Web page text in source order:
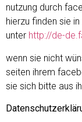
nutzung durch
hierzu finden sie
unter http://de-
wenn sie nicht
seiten ihrem
sie sich bitte aus